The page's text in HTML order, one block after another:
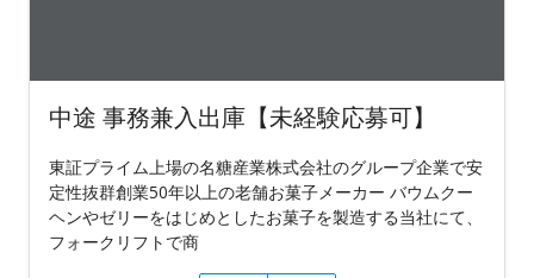
中途 事務兼入出庫【未経験応募可】
東証プライム上場の名糖産業株式会社のグループ企業で安
定性抜群創業50年以上の老舗お菓子メーカー バウムクー
ヘンやゼリーをはじめとしたお菓子を製造する当社にて、
フォークリフトで商